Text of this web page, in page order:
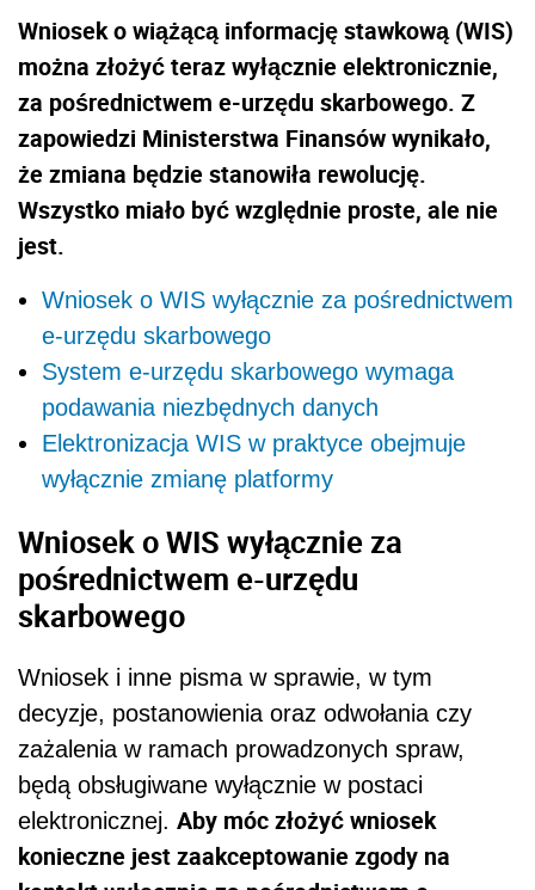
Wniosek o wiążącą informację stawkową (WIS)
można złożyć teraz wyłącznie elektronicznie,
za pośrednictwem e-urzędu skarbowego. Z
zapowiedzi Ministerstwa Finansów wynikało,
że zmiana będzie stanowiła rewolucję.
Wszystko miało być względnie proste, ale nie
jest.
Wniosek o WIS wyłącznie za pośrednictwem
e-urzędu skarbowego
System e-urzędu skarbowego wymaga
podawania niezbędnych danych
Elektronizacja WIS w praktyce obejmuje
wyłącznie zmianę platformy
Wniosek o WIS wyłącznie za
pośrednictwem e-urzędu
skarbowego
Wniosek i inne pisma w sprawie, w tym
decyzje, postanowienia oraz odwołania czy
zażalenia w ramach prowadzonych spraw,
będą obsługiwane wyłącznie w postaci
elektronicznej. Aby móc złożyć wniosek
konieczne jest zaakceptowanie zgody na